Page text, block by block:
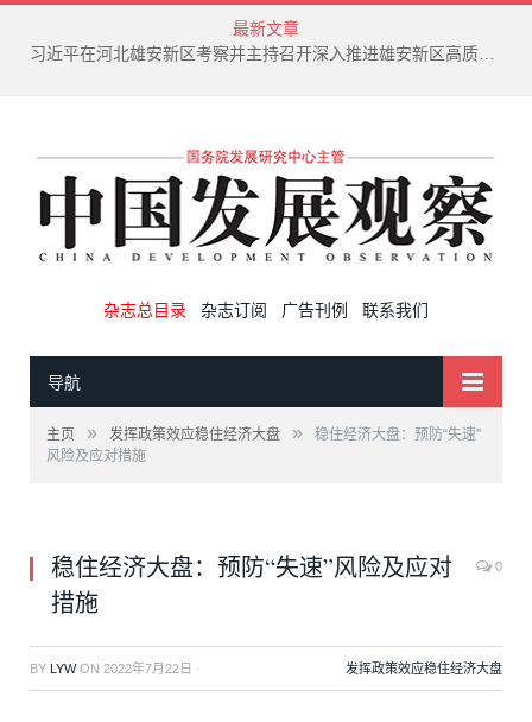
最新文章
新兴产业废弃物循环利用技术演进趋势
杂志总目录 杂志订阅 广告刊例 联系我们
导航
主页 » 发挥政策效应稳住经济大盘 »
稳住经济大盘：预防“失速”
风险及应对措施
稳住经济大盘：预防“失速”风险及应对
措施
0
BY LYWON 2022年7月22日 · 发挥政策效应稳住经济大盘